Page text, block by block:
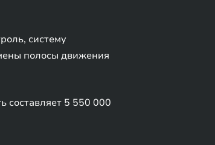
систему
полосы движения
составляет 5 550 000